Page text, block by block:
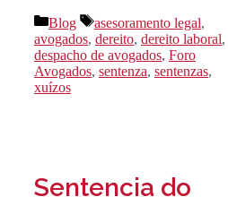
Categorías
Blog Etiquetas
asesoramento legal,
avogados, dereito, dereito laboral,
despacho de avogados, Foro
Avogados, sentenza, sentenzas,
xuízos
Sentencia do